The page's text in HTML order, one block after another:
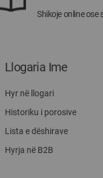
Shikoje online ose
Llogaria Ime
Hyr në llogari
Historiku i porosive
Lista e dëshirave
Hyrja në B2B